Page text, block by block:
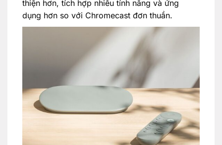
thiện hơn, tích hợp nhiều tính năng và ứng
dụng hơn so với Chromecast đơn thuần.